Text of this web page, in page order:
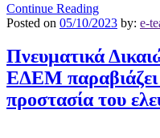
Continue Reading
Posted on 05/10/2023 by: e-
Πνευματικά
ΕΔΕΜ παραβιάζει
προστασία του